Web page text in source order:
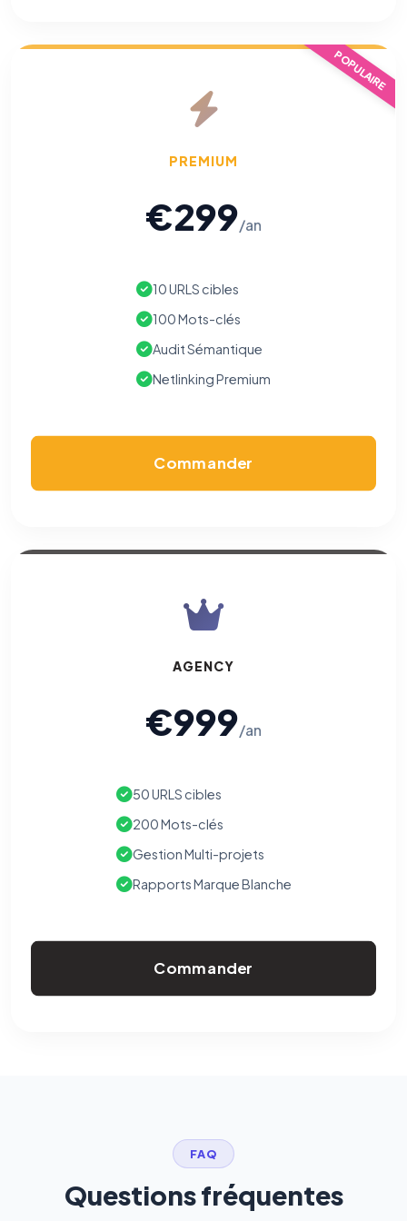
POPULAIRE
PREMIUM
€299/an
10 URLS cibles
100 Mots-clés
Audit Sémantique
Netlinking Premium
Commander
AGENCY
€999/an
50 URLS cibles
200 Mots-clés
Gestion Multi-projets
Rapports Marque Blanche
Commander
FAQ
Questions fréquentes